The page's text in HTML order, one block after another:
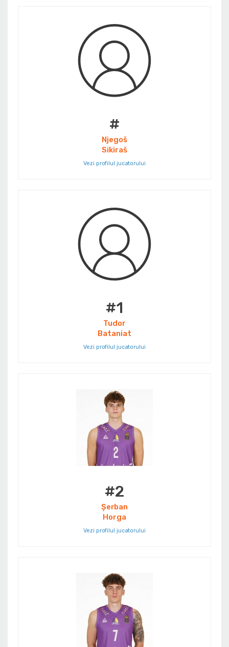
#
Njegoš
Sikiraš
Vezi profilul jucatorului
#1
Tudor
Bataniat
Vezi profilul jucatorului
#2
Șerban
Horga
Vezi profilul jucatorului